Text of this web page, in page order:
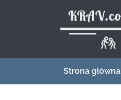
Strona główna